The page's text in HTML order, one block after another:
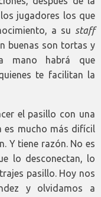
jugadores los que
a su staff
buenas son tortas y
mano habrá que
te facilitan la
el pasillo con una
es mucho más difícil
Y tiene razón. No es
lo desconectan, lo
pasillo. Hoy nos
y olvidamos a